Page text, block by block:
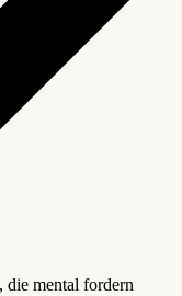
die mental fordern